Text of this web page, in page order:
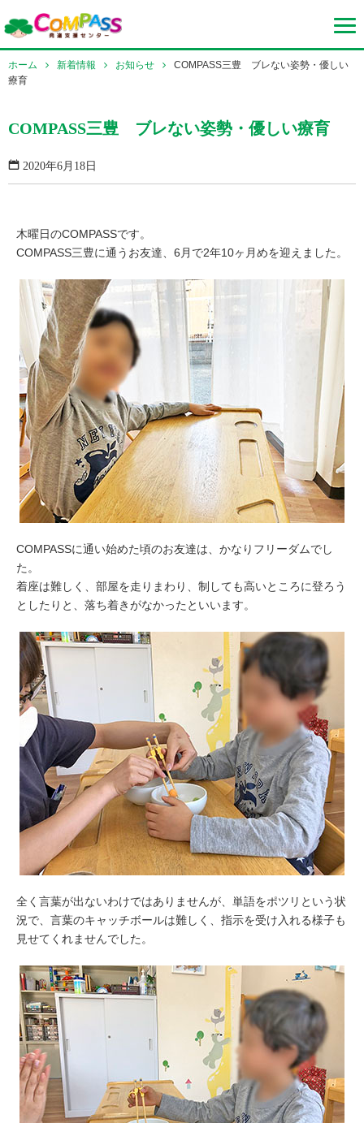
ホーム 新着情報 お知らせ
COMPASS三豊 ブレない姿勢・優しい
療育
COMPASS三豊 ブレない姿勢・優しい療育
2020年6月18日
木曜日のCOMPASSです。
COMPASS三豊に通うお友達、6月で2年10ヶ月めを迎えました。
COMPASSに通い始めた頃のお友達は、かなりフリーダムでし
た。
着座は難しく、部屋を走りまわり、制しても高いところに登ろう
としたりと、落ち着きがなかったといいます。
全く言葉が出ないわけではありませんが、単語をポツリという状
況で、言葉のキャッチボールは難しく、指示を受け入れる様子も
見せてくれませんでした。